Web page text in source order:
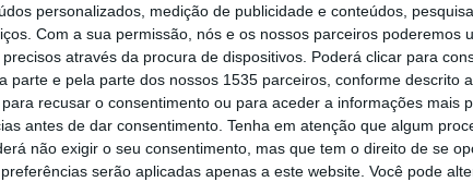
personalizados, medição de publicidade e conteúdos,
Com a sua permissão, nós e os nossos parceiros poderemos
através da procura de dispositivos. Poderá clicar para
parte e pela parte dos nossos 1535 parceiros, conforme descrito
recusar o consentimento ou para aceder a informações mais
antes de dar consentimento. Tenha em atenção que algum
não exigir o seu consentimento, mas que tem o direito de se
serão aplicadas apenas a este website. Você pode
7